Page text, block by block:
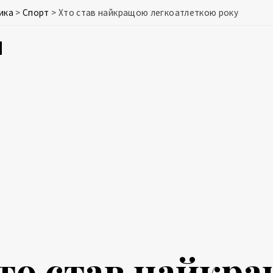
> Спорт > Хто став найкращою легкоатлеткою року